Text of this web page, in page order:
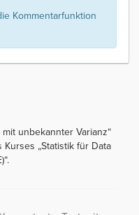
Kommentarfunktion
unbekannter Varianz“
„Statistik für Data